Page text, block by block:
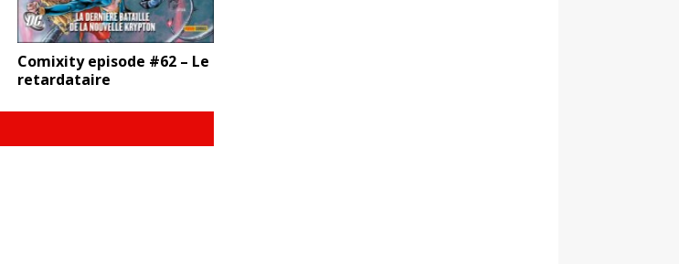
Comixity episode #62 – Le
retardataire